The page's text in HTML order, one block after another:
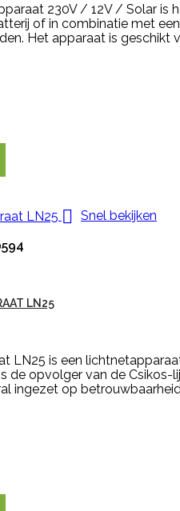
230V / 12V / Solar is
of in combinatie met
Het apparaat is geschikt
 Snel bekijken
LN25
LN25 is een
de opvolger van de Csikos-
ingezet op